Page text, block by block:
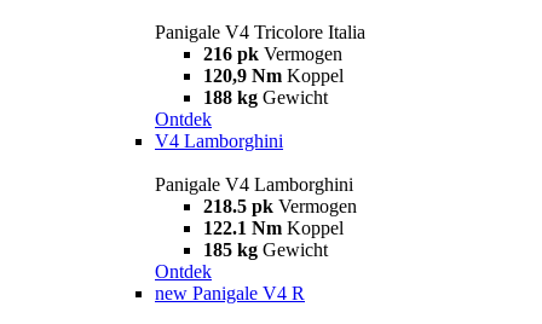
Panigale V4 Tricolore Italia
216 pk Vermogen
120,9 Nm Koppel
188 kg Gewicht
Ontdek
V4 Lamborghini
Panigale V4 Lamborghini
218.5 pk Vermogen
122.1 Nm Koppel
185 kg Gewicht
Ontdek
new Panigale V4 R